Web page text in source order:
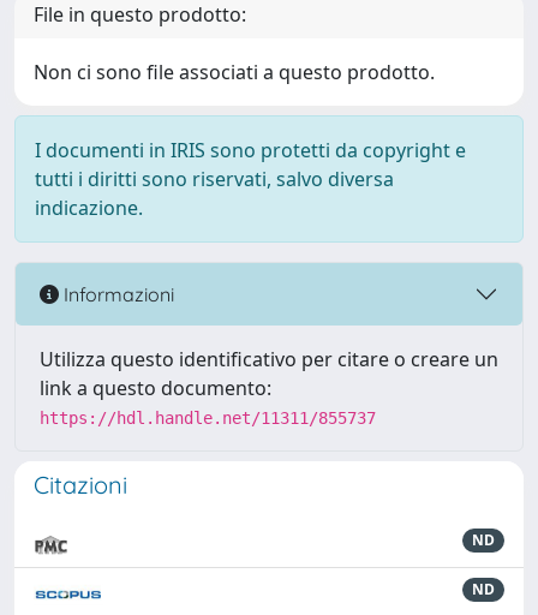
File in questo prodotto:
Non ci sono file associati a questo prodotto.
I documenti in IRIS sono protetti da copyright e
tutti i diritti sono riservati, salvo diversa
indicazione.
Informazioni
Utilizza questo identificativo per citare o creare un
link a questo documento:
https://hdl.handle.net/11311/855737
Citazioni
ND
ND